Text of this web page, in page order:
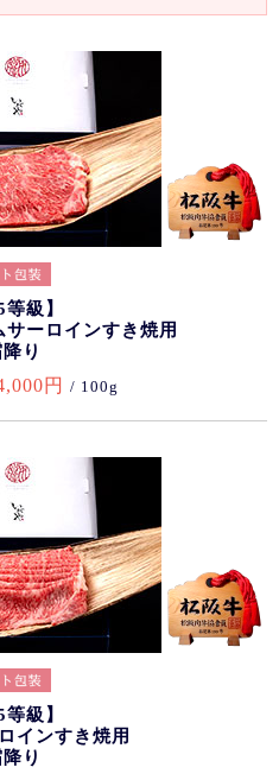
等級】
ーロインすき焼用
り
円 / 100g
等級】
インすき焼用
り